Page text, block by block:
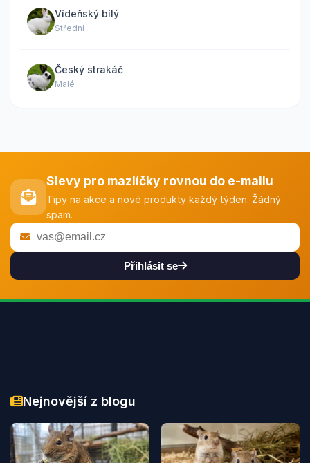
Vídeňský bílý
Střední
Český strakáč
Malé
Slevy pro mazlíčky rovnou do e-mailu
Tipy na akce a nové produkty každý týden. Žádný
spam.
Přihlásit se
Nejnovější z blogu